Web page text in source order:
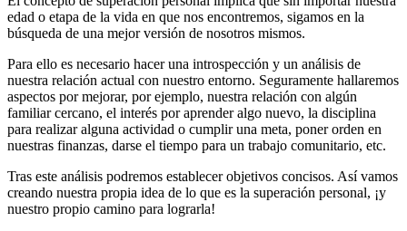
edad o etapa de la vida en que nos encontremos, sigamos en la
búsqueda de una mejor versión de nosotros mismos.
Para ello es necesario hacer una introspección y un análisis de
nuestra relación actual con nuestro entorno. Seguramente hallaremos
aspectos por mejorar, por ejemplo, nuestra relación con algún
familiar cercano, el interés por aprender algo nuevo, la disciplina
para realizar alguna actividad o cumplir una meta, poner orden en
nuestras finanzas, darse el tiempo para un trabajo comunitario, etc.
Tras este análisis podremos establecer objetivos concisos. Así vamos
creando nuestra propia idea de lo que es la superación personal, ¡y
nuestro propio camino para lograrla!